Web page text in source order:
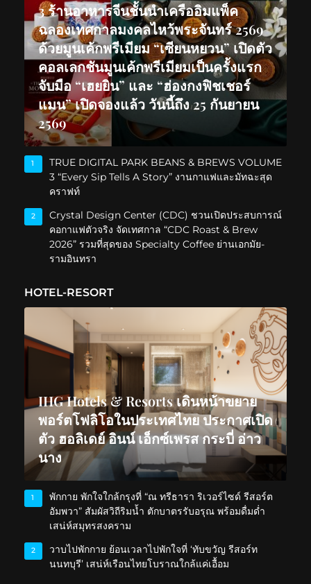
3 ร้านอาหารจีนชั้นนำเครืออิมแพ็ค
ฉลองเทศกาลมงคลไหว้พระจันทร์ 2569
ด้วยมูนเค้กพรีเมียม “เซียนหยวน” เปิดตัว
คอลเลกชันมูนเค้กพรีเมียมเป็นครั้งแรก
จับมือ “เฮยยิน” และ “ฮ่องกงฟิชเชอร์
แมน” เปิดจองแล้ว วันนี้ถึง 25 กันยายน
2569
1
TRUE DIGITAL PARK BEANS & BREWS VOLUME
3 “Every Sip Tells A Story” งานกาแฟและมัทฉะสุด
คราฟท์
2
Crystal Design Center (CDC) ชวนเปิดประสบการณ์
คอกาแฟตัวจริง จัดเทศกาล “CDC Roast & Brew
2026” รวมที่สุดของ Specialty Coffee ย่านเอกมัย-
รามอินทรา
HOTEL-RESORT
IHG Hotels & Resorts เดินหน้าขยาย
พอร์ตโฟลิโอในประเทศไทย ประกาศเปิด
ตัว ฮอลิเดย์ อินน์ เอ็กซ์เพรส กระบี่ อ่าว
นาง
1
พักกาย พักใจใกล้กรุงที่ “ณ ทรีธารา ริเวอร์ไซด์ รีสอร์ต
อัมพวา” สัมผัสวิถีริมน้ำ ตักบาตรรับอรุณ พร้อมดื่มด่ำ
เสน่ห์สมุทรสงคราม
2
วาบไปพักกาย ย้อนเวลาไปพักใจที่ ‘ทับขวัญ รีสอร์ท
นนทบุรี’ เสน่ห์เรือนไทยโบราณใกล้แค่เอื้อม